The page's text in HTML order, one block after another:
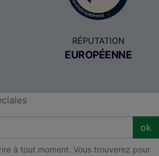
RÉPUTATION
EUROPÉENNE
ok
à tout moment. Vous trouverez pour